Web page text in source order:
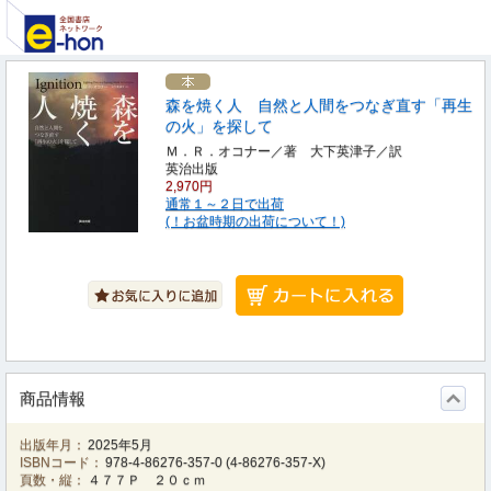
森を焼く人 自然と人間をつなぎ直す「再生
の火」を探して
Ｍ．Ｒ．オコナー／著 大下英津子／訳
英治出版
2,970円
通常１～２日で出荷
(！お盆時期の出荷について！)
商品情報
出版年月： 2025年5月
ISBNコード： 978-4-86276-357-0 (4-86276-357-X)
頁数・縦：
４７７Ｐ ２０ｃｍ